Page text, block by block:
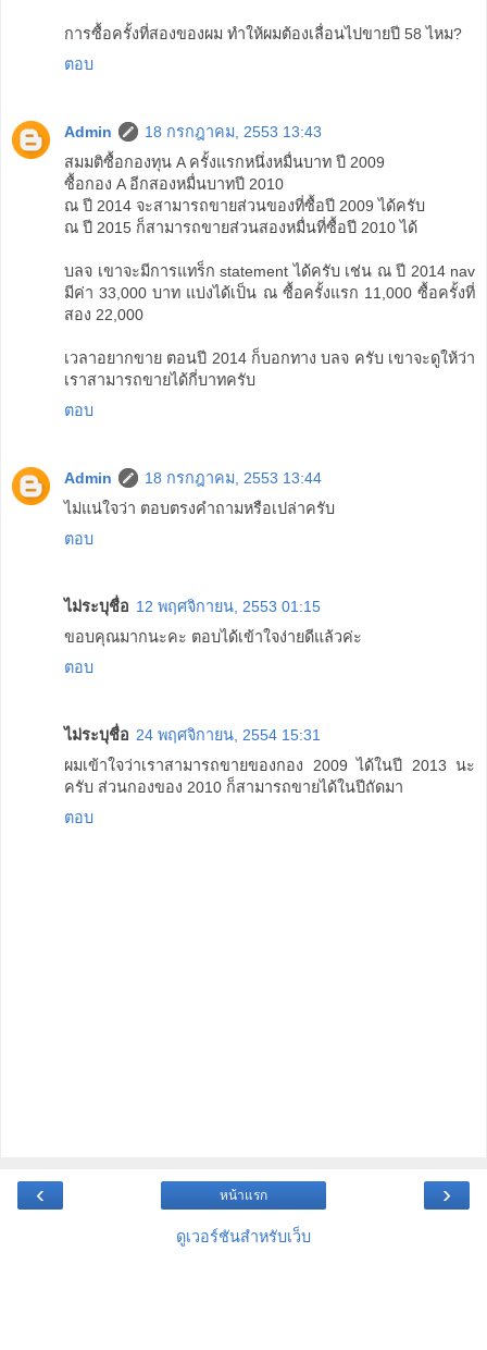
การซื้อครั้งที่สองของผม ทำให้ผมต้องเลื่อนไปขายปี 58 ไหม?
ตอบ
Admin
18 กรกฎาคม, 2553 13:43
สมมติซื้อกองทุน A ครั้งแรกหนึ่งหมื่นบาท ปี 2009
ซื้อกอง A อีกสองหมื่นบาทปี 2010
ณ ปี 2014 จะสามารถขายส่วนของที่ซื้อปี 2009 ได้ครับ
ณ ปี 2015 ก็สามารถขายส่วนสองหมื่นที่ซื้อปี 2010 ได้
บลจ เขาจะมีการแทร็ก statement ได้ครับ เช่น ณ ปี 2014 nav
มีค่า 33,000 บาท แบ่งได้เป็น ณ ซื้อครั้งแรก 11,000 ซื้อครั้งที่
สอง 22,000
เวลาอยากขาย ตอนปี 2014 ก็บอกทาง บลจ ครับ เขาจะดูให้ว่า
เราสามารถขายได้กี่บาทครับ
ตอบ
Admin
18 กรกฎาคม, 2553 13:44
ไม่แน่ใจว่า ตอบตรงคำถามหรือเปล่าครับ
ตอบ
ไม่ระบุชื่อ 12 พฤศจิกายน, 2553 01:15
ขอบคุณมากนะคะ ตอบได้เข้าใจง่ายดีแล้วค่ะ
ตอบ
ไม่ระบุชื่อ 24 พฤศจิกายน, 2554 15:31
ผมเข้าใจว่าเราสามารถขายของกอง 2009 ได้ในปี 2013 นะ
ครับ ส่วนกองของ 2010 ก็สามารถขายได้ในปีถัดมา
ตอบ
‹ ›
หน้าแรก
ดูเวอร์ชันสำหรับเว็บ